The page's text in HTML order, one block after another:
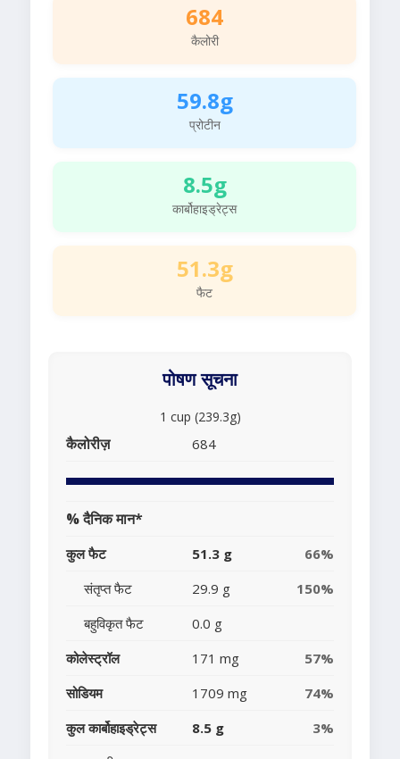
684
कैलोरी
59.8g
प्रोटीन
8.5g
कार्बोहाइड्रेट्स
51.3g
फैट
पोषण सूचना
1 cup (239.3g)
कैलोरीज़ 684
% दैनिक मान*
कुल फैट 51.3 g
66%
संतृप्त फैट
29.9 g
150%
बहुविकृत फैट
0.0 g
कोलेस्ट्रॉल
171 mg
57%
सोडियम
1709 mg
74%
कुल कार्बोहाइड्रेट्स
8.5 g
3%